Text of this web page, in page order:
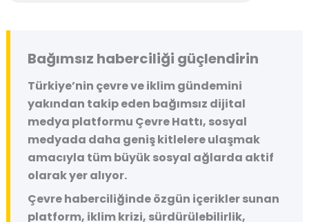
Bağımsız haberciliği güçlendirin
Türkiye’nin çevre ve iklim gündemini
yakından takip eden bağımsız dijital
medya platformu Çevre Hattı, sosyal
medyada daha geniş kitlelere ulaşmak
amacıyla tüm büyük sosyal ağlarda aktif
olarak yer alıyor.
Çevre haberciliğinde özgün içerikler sunan
platform, iklim krizi, sürdürülebilirlik,